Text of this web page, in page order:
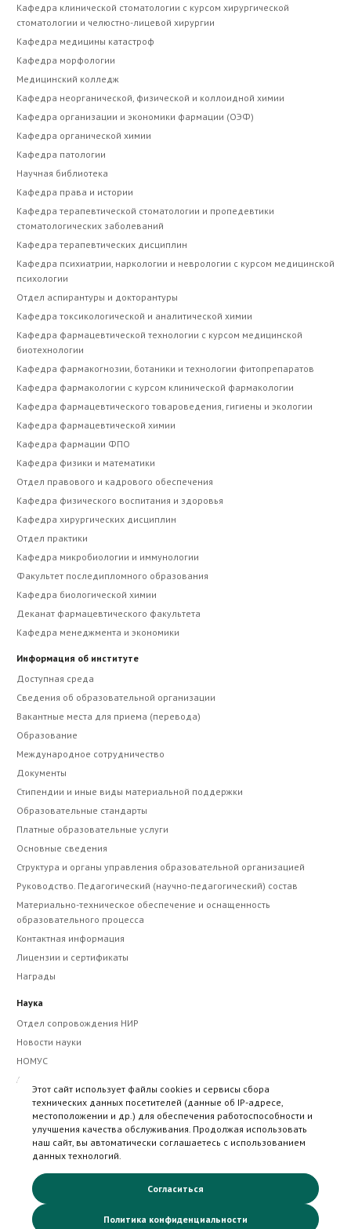
Кафедра клинической стоматологии с курсом хирургической
стоматологии и челюстно-лицевой хирургии
Кафедра медицины катастроф
Кафедра морфологии
Медицинский колледж
Кафедра неорганической, физической и коллоидной химии
Кафедра организации и экономики фармации (ОЭФ)
Кафедра органической химии
Кафедра патологии
Научная библиотека
Кафедра права и истории
Кафедра терапевтической стоматологии и пропедевтики
стоматологических заболеваний
Кафедра терапевтических дисциплин
Кафедра психиатрии, наркологии и неврологии с курсом медицинской
психологии
Отдел аспирантуры и докторантуры
Кафедра токсикологической и аналитической химии
Кафедра фармацевтической технологии с курсом медицинской
биотехнологии
Кафедра фармакогнозии, ботаники и технологии фитопрепаратов
Кафедра фармакологии с курсом клинической фармакологии
Кафедра фармацевтического товароведения, гигиены и экологии
Кафедра фармацевтической химии
Кафедра фармации ФПО
Кафедра физики и математики
Отдел правового и кадрового обеспечения
Кафедра физического воспитания и здоровья
Кафедра хирургических дисциплин
Отдел практики
Кафедра микробиологии и иммунологии
Факультет последипломного образования
Кафедра биологической химии
Деканат фармацевтического факультета
Кафедра менеджмента и экономики
Информация об институте
Доступная среда
Сведения об образовательной организации
Вакантные места для приема (перевода)
Образование
Международное сотрудничество
Документы
Стипендии и иные виды материальной поддержки
Образовательные стандарты
Платные образовательные услуги
Основные сведения
Структура и органы управления образовательной организацией
Руководство. Педагогический (научно-педагогический) состав
Материально-техническое обеспечение и оснащенность
образовательного процесса
Контактная информация
Лицензии и сертификаты
Награды
Наука
Отдел сопровождения НИР
Новости науки
НОМУС
Авторам рукописей
Этика научных публикаций
Научно-практические мероприятия
Сборники научных трудов
Научный журнал "Фармация и фармакология"
Гранты и конкурсы инновационной направленности
Этот сайт использует файлы cookies и сервисы сбора
технических данных посетителей (данные об IP-адресе,
местоположении и др.) для обеспечения работоспособности и
улучшения качества обслуживания. Продолжая использовать
наш сайт, вы автоматически соглашаетесь с использованием
данных технологий.
Согласиться
Политика конфиденциальности